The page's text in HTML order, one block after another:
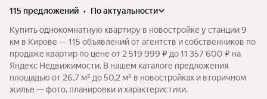
115 предложений •
по актуальности
Купить однокомнатную квартиру в новостройке у станции 9
км в Кирове — 115 объявлений от агентств и собственников по
продаже квартир по цене от 2 519 999 ₽ до 11 357 600 ₽ на
Яндекс Недвижимости. В нашем каталоге предложения
площадью от 26,7 м² до 50,2 м² в новостройках и вторичном
жилье — фото, планировки и характеристики.